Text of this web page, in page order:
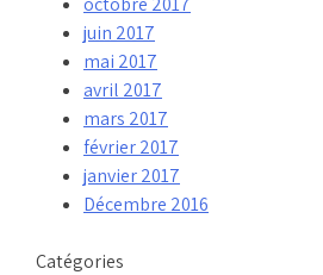
juin 2017
mai 2017
avril 2017
mars 2017
février 2017
janvier 2017
Décembre 2016
Catégories